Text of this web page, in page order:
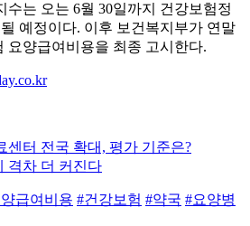
수는 오는 6월 30일까지 건강보험정
예정이다. 이후 보건복지부가 연말
요양급여비용을 최종 고시한다.
센터 전국 확대, 평가 기준은?
격차 더 커진다
급여비용 #건강보험 #약국 #요양병